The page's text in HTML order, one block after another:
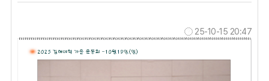
25-10-15 20:47